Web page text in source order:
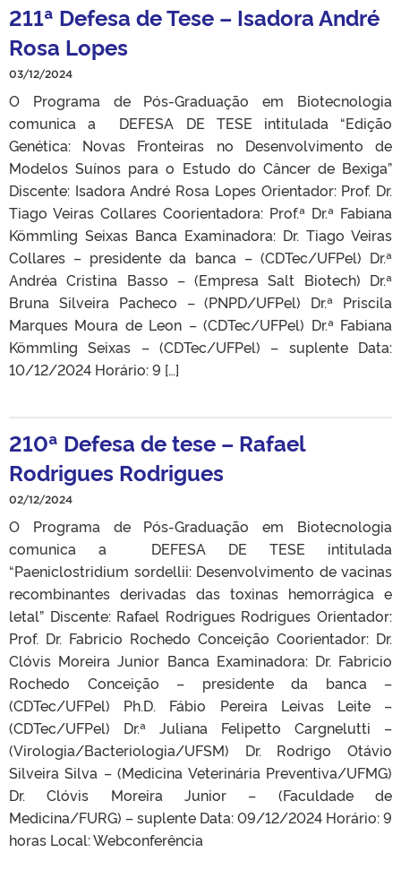
211ª Defesa de Tese – Isadora André
Rosa Lopes
03/12/2024
O Programa de Pós-Graduação em Biotecnologia
comunica a DEFESA DE TESE intitulada “Edição
Genética: Novas Fronteiras no Desenvolvimento de
Modelos Suínos para o Estudo do Câncer de Bexiga”
Discente: Isadora André Rosa Lopes Orientador: Prof. Dr.
Tiago Veiras Collares Coorientadora: Prof.ª Dr.ª Fabiana
Kömmling Seixas Banca Examinadora: Dr. Tiago Veiras
Collares – presidente da banca – (CDTec/UFPel) Dr.ª
Andréa Cristina Basso – (Empresa Salt Biotech) Dr.ª
Bruna Silveira Pacheco – (PNPD/UFPel) Dr.ª Priscila
Marques Moura de Leon – (CDTec/UFPel) Dr.ª Fabiana
Kömmling Seixas – (CDTec/UFPel) – suplente Data:
10/12/2024 Horário: 9 […]
210ª Defesa de tese – Rafael
Rodrigues Rodrigues
02/12/2024
O Programa de Pós-Graduação em Biotecnologia
comunica a DEFESA DE TESE intitulada
“Paeniclostridium sordellii: Desenvolvimento de vacinas
recombinantes derivadas das toxinas hemorrágica e
letal” Discente: Rafael Rodrigues Rodrigues Orientador:
Prof. Dr. Fabricio Rochedo Conceição Coorientador: Dr.
Clóvis Moreira Junior Banca Examinadora: Dr. Fabricio
Rochedo Conceição – presidente da banca –
(CDTec/UFPel) Ph.D. Fábio Pereira Leivas Leite –
(CDTec/UFPel) Dr.ª Juliana Felipetto Cargnelutti –
(Virologia/Bacteriologia/UFSM) Dr. Rodrigo Otávio
Silveira Silva – (Medicina Veterinária Preventiva/UFMG)
Dr. Clóvis Moreira Junior – (Faculdade de
Medicina/FURG) – suplente Data: 09/12/2024 Horário: 9
horas Local: Webconferência